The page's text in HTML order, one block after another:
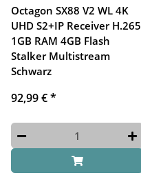
Octagon SX88 V2 WL 4K
UHD S2+IP Receiver H.265
1GB RAM 4GB Flash
Stalker Multistream
Schwarz
92,99 €*